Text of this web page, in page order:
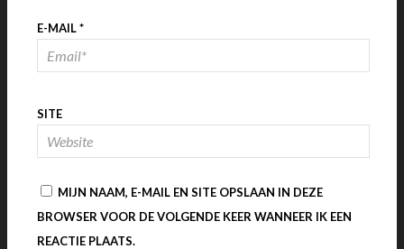
E-MAIL*
SITE
MIJN NAAM, E-MAIL EN SITE OPSLAAN IN DEZE
BROWSER VOOR DE VOLGENDE KEER WANNEER IK EEN
REACTIE PLAATS.